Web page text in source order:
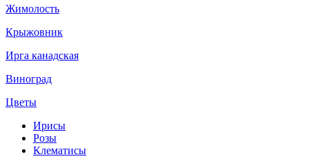
Жимолость
Крыжовник
Ирга канадская
Виноград
Цветы
Ирисы
Розы
Клематисы